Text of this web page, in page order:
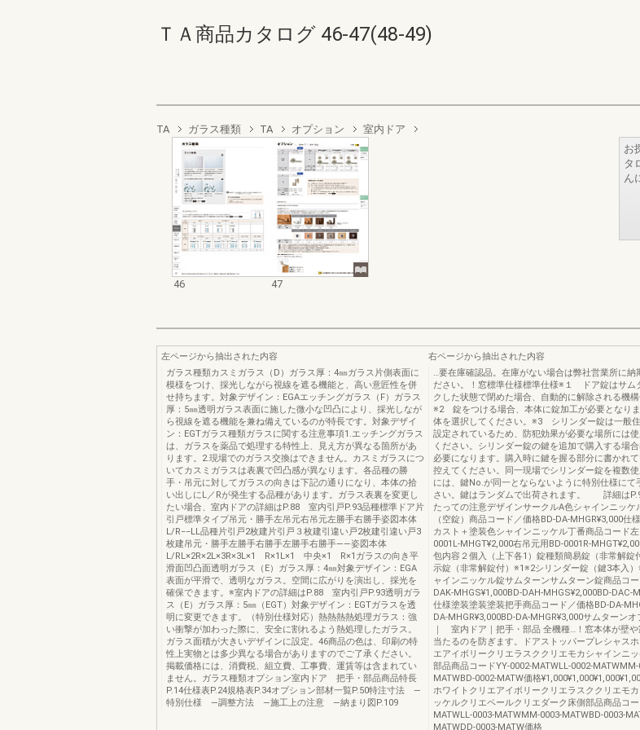
ＴＡ商品カタログ 46-47(48-49)
TA ガラス種類 TA オプション 室内ドア
46 47
お
タ
ん
左ページから抽出された内容
ガラス種類カスミガラス（D）ガラス厚：4㎜ガラス片側表面に
模様をつけ、採光しながら視線を遮る機能と、高い意匠性を併
せ持ちます。対象デザイン：EGAエッチングガラス（F）ガラス
厚：5㎜透明ガラス表面に施した微小な凹凸により、採光しなが
ら視線を遮る機能を兼ね備えているのが特長です。対象デザイ
ン：EGTガラス種類ガラスに関する注意事項1.エッチングガラス
は、ガラスを薬品で処理する特性上、見え方が異なる箇所があ
ります。2.現場でのガラス交換はできません。カスミガラスにつ
いてカスミガラスは表裏で凹凸感が異なります。各品種の勝
手・吊元に対してガラスの向きは下記の通りになり、本体の拾
い出しにL／Rが発生する品種があります。ガラス表裏を変更し
たい場合、室内ドアの詳細はP.88 室内引戸P.93品種標準ドア片
引戸標準タイプ吊元・勝手左吊元右吊元左勝手右勝手姿図本体
L/R−−LL品種片引戸2枚建片引戸３枚建引違い戸2枚建引違い戸3
枚建吊元・勝手左勝手右勝手左勝手右勝手——姿図本体
L/RL×2R×2L×3R×3L×1 R×1L×1 中央×1 R×1ガラスの向き平
滑面凹凸面透明ガラス（E）ガラス厚：4㎜対象デザイン：EGA
表面が平滑で、透明なガラス。空間に広がりを演出し、採光を
確保できます。※室内ドアの詳細はP.88 室内引戸P.93透明ガラ
ス（E）ガラス厚：5㎜（EGT）対象デザイン：EGTガラスを透
明に変更できます。（特別仕様対応）熱熱熱熱処理ガラス：強
い衝撃が加わった際に、安全に割れるよう熱処理したガラス。
ガラス面積が大きいデザインに設定。46商品の色は、印刷の特
性上実物とは多少異なる場合がありますのでご了承ください。
掲載価格には、消費税、組立費、工事費、運賃等は含まれてい
ません。ガラス種類オプション室内ドア 把手・部品商品特長
P.14仕様表P.24規格表P.34オプション部材一覧P.50特注寸法 —
特別仕様 —調整方法 —施工上の注意 —納まり図P.109
右ページから抽出された内容
…要在庫確認品。在庫がない場合は弊社営業所に納
ださい。！窓標準仕様標準仕様※１ ドア錠はサム
クした状態で閉めた場合、自動的に解除される機構
※2 錠をつける場合、本体に錠加工が必要となり
体を選択してください。※3 シリンダー錠は一般
設定されているため、防犯効果が必要な場所には
ください。シリンダー錠の鍵を追加で購入する場
必要になります。購入時に鍵を握る部分に書かれ
控えてください。同一現場でシリンダー錠を複数
には、鍵No.が同一とならないように特別仕様にて
さい。鍵はランダムで出荷されます。 詳細は
たっての注意デザインサークルA色シャインニッケ
（空錠）商品コード／価格BD-DA-MHGR¥3,000仕
カスト＋塗装色シャインニッケル丁番商品コード
0001L-MHGT¥2,000右吊元用BD-0001R-
包内容２個入（上下各1）錠種類簡易錠（非常解錠
示錠（非常解錠付）※1※2シリンダー錠（鍵3本入
ャインニッケル錠サムターンサムターン錠商品コ
DAK-MHGS¥1,000BD-DAH-MHGS¥2,000BD-DAC-
仕様塗装塗装塗装把手商品コード／価格BD-DA-
DA-MHGR¥3,000BD-DA-MHGR¥3,000サムターン
｜ 室内ドア｜把手・部品 全機種…！窓本体が壁や
当たるのを防ぎます。ドアストッパープレシャスホ
エアイボリークリエラスククリエモカシャインニ
部品商品コードYY-0002-MATWLL-0002-MATWMM-
MATWBD-0002-MATW価格
ホワイトクリエアイボリークリエラスククリエモ
ッケルクリエペールクリエダーク床側部品商品コ
MATWLL-0003-MATWMM-0003-MATWBD-0003-
MATWDD-0003-MATW価格